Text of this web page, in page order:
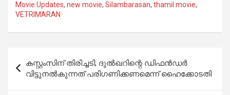
Movie Updates, new movie, Silambarasan, thamil movie,
VETRIMARAN
navigation
കസ്റ്റംസിന് തിരിച്ചടി; ദുല്‍ഖറിന്റെ ഡിഫന്‍ഡര്‍
വിട്ടുനല്‍കുന്നത് പരിഗണിക്കണമെന്ന് ഹൈക്കോടതി